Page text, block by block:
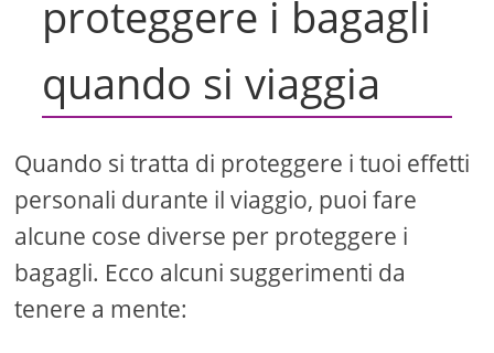
proteggere i bagagli
quando si viaggia
Quando si tratta di proteggere i tuoi effetti
personali durante il viaggio, puoi fare
alcune cose diverse per proteggere i
bagagli. Ecco alcuni suggerimenti da
tenere a mente: